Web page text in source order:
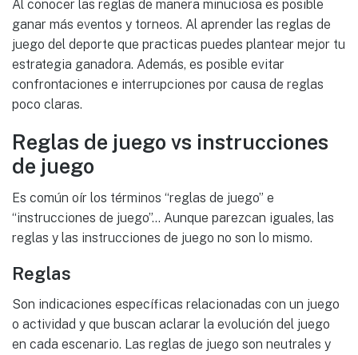
Al conocer las reglas de manera minuciosa es posible
ganar más eventos y torneos. Al aprender las reglas de
juego del deporte que practicas puedes plantear mejor tu
estrategia ganadora. Además, es posible evitar
confrontaciones e interrupciones por causa de reglas
poco claras.
Reglas de juego vs instrucciones
de juego
Es común oír los términos “reglas de juego” e
“instrucciones de juego”… Aunque parezcan iguales, las
reglas y las instrucciones de juego no son lo mismo.
Reglas
Son indicaciones específicas relacionadas con un juego
o actividad y que buscan aclarar la evolución del juego
en cada escenario. Las reglas de juego son neutrales y